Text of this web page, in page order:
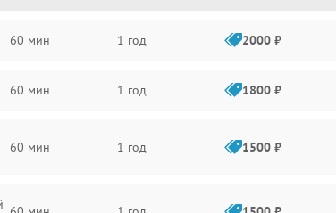
60 мин 1 год 2000 ₽
60 мин 1 год 1800 ₽
60 мин 1 год 1500 ₽